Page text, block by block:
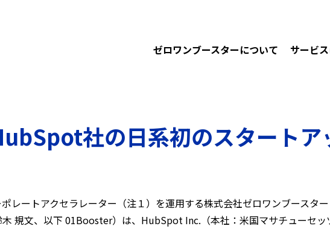
ゼロワンブースターについて サービ
社の日系初のスタートア
レートアクセラレーター（注１）を運用する株式会社ゼロワンブースタ
規文、以下 01Booster）は、HubSpot Inc.（本社：米国マサチューセッ